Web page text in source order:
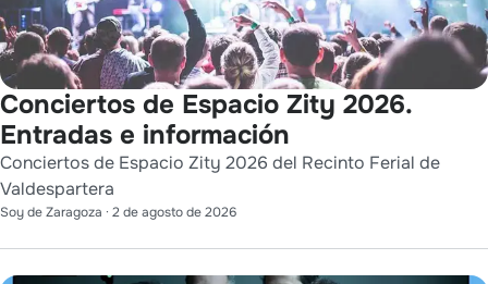
Conciertos de Espacio Zity 2026.
Entradas e información
Conciertos de Espacio Zity 2026 del Recinto Ferial de
Valdespartera
Soy de Zaragoza · 2 de agosto de 2026